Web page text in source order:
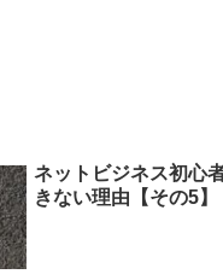
ネットビジネス初心
きない理由【その5】